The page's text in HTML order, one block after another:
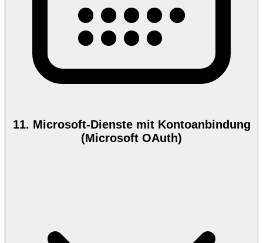
11. Microsoft-Dienste mit Kontoanbindung
(Microsoft OAuth)